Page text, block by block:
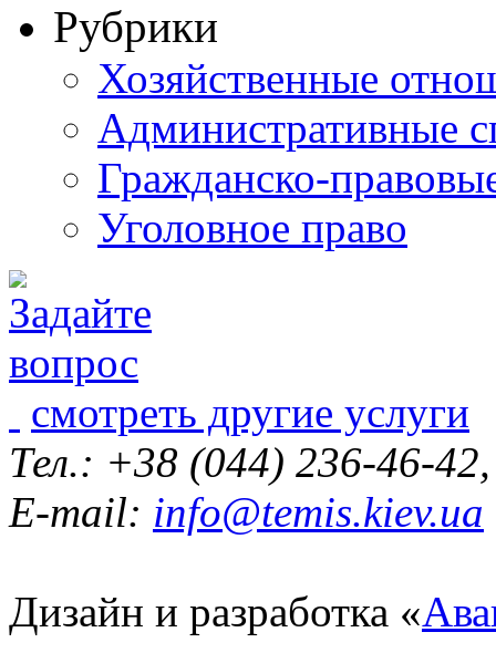
Рубрики
Хозяйственные
Административные
Гражданско-
Уголовное право
смотреть другие услуги
Тел.: +38 (044) 236-46-
E-mail: info@temis.kiev.ua
Дизайн и разработка «